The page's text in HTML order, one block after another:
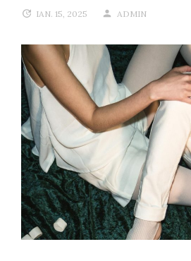
IAN. 15, 2025 ADMIN